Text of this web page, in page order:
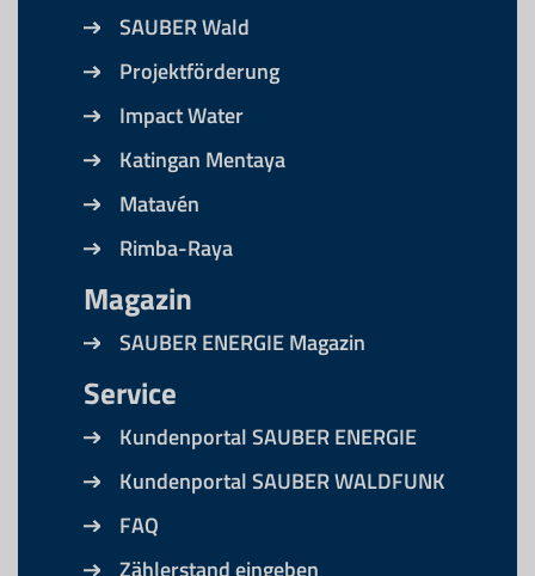
SAUBER Wald
Projektförderung
Impact Water
Katingan Mentaya
Matavén
Rimba-Raya
Magazin
SAUBER ENERGIE Magazin
Service
Kundenportal SAUBER ENERGIE
Kundenportal SAUBER WALDFUNK
FAQ
Zählerstand eingeben